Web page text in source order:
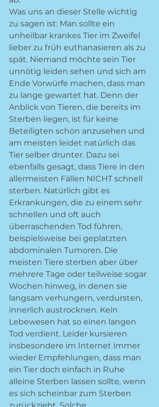
Was uns an dieser Stelle wichtig
zu sagen ist: Man sollte ein
unheilbar krankes Tier im Zweifel
lieber zu früh euthanasieren als zu
spät. Niemand möchte sein Tier
unnötig leiden sehen und sich am
Ende Vorwürfe machen, dass man
zu lange gewartet hat. Denn der
Anblick von Tieren, die bereits im
Sterben liegen, ist für keine
Beteiligten schön anzusehen und
am meisten leidet natürlich das
Tier selber drunter. Dazu sei
ebenfalls gesagt, dass Tiere in den
allermeisten Fällen NICHT schnell
sterben. Natürlich gibt es
Erkrankungen, die zu einem sehr
schnellen und oft auch
überraschenden Tod führen,
beispielsweise bei geplatzten
abdominalen Tumoren. Die
meisten Tiere sterben aber über
mehrere Tage oder teilweise sogar
Wochen hinweg, in denen sie
langsam verhungern, verdursten,
innerlich austrocknen. Kein
Lebewesen hat so einen langen
Tod verdient. Leider kursieren
insbesondere im Internet immer
wieder Empfehlungen, dass man
ein Tier doch einfach in Ruhe
alleine Sterben lassen sollte, wenn
es sich scheinbar zum Sterben